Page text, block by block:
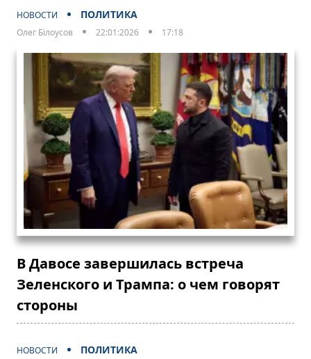
НОВОСТИ ПОЛИТИКА
Олег Білоусов 22:01:2026 17:18
В Давосе завершилась встреча
Зеленского и Трампа: о чем говорят
стороны
НОВОСТИ ПОЛИТИКА